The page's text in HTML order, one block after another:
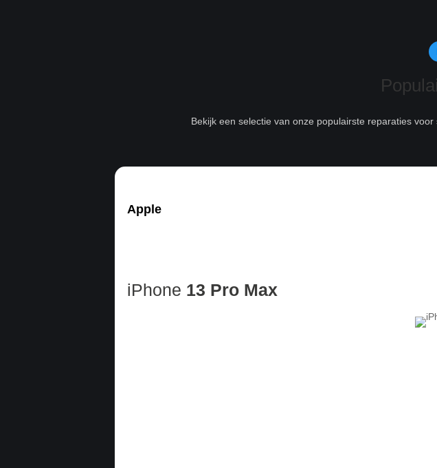
Bekijk een selectie van onze populairste reparaties
Apple
iPhone 13 Pro Max